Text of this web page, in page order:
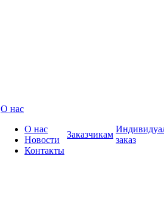
О нас
О нас
Новости
Контакты
Заказчикам
заказ